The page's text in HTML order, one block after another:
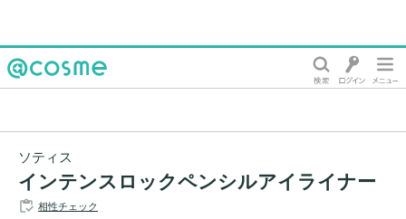
ソティス
インテンスロックペンシルアイライナー
相性チェック